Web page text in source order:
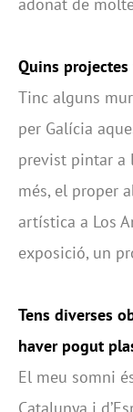
adonat de
Quins
Tinc alguns
per Galícia
previst pintar a
més, el proper
artística a Los
exposició, un
Tens diverses
haver pogut
El meu somni